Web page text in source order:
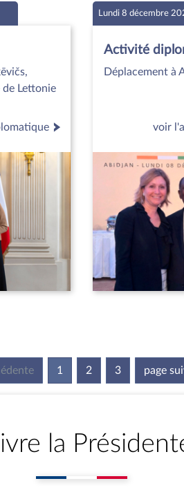
de Lettonie
Lundi 8 décembre
Activité
Déplacement à
voir
1(current)
2 3 page
la